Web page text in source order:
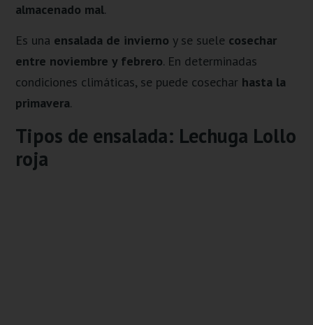
almacenado mal.
Es una ensalada de invierno y se suele cosechar
entre noviembre y febrero. En determinadas
condiciones climáticas, se puede cosechar hasta la
primavera.
Tipos de ensalada: Lechuga Lollo
roja